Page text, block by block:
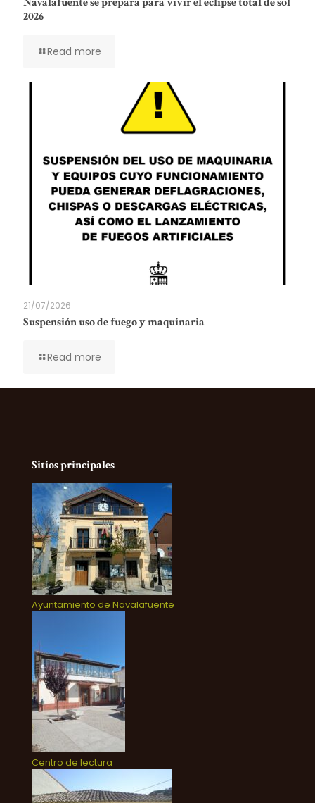
2026
Read more
21/07/2026
Suspensión uso de fuego y maquinaria
Read more
Sitios principales
Ayuntamiento de Navalafuente
Centro de lectura